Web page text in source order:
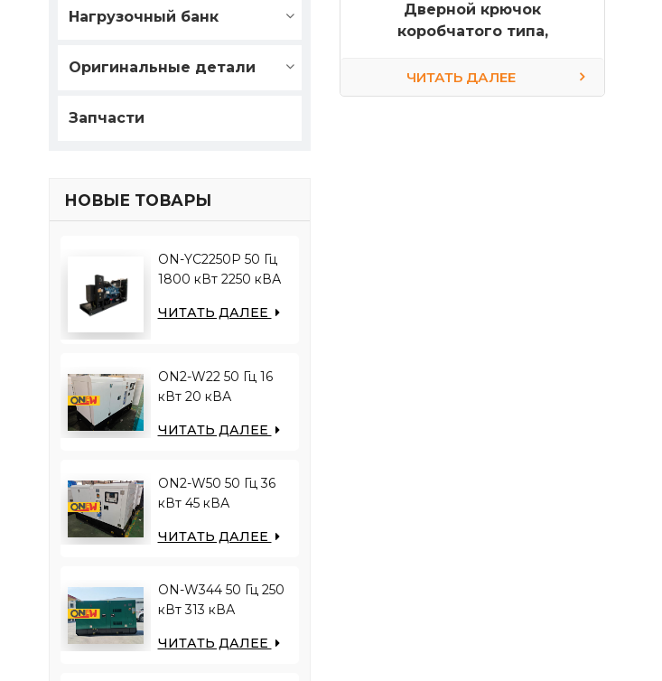
Нагрузочный банк
Оригинальные детали
Запчасти
НОВЫЕ ТОВАРЫ
ON-YC2250P 50 Гц
1800 кВт 2250 кВА
YC12VC3000-D30
ЧИТАТЬ ДАЛЕЕ
ON2-W22 50 Гц 16
кВт 20 кВА
4YT23-20D
генератор
ЧИТАТЬ ДАЛЕЕ
ON2-W50 50 Гц 36
кВт 45 кВА
N4100ZDS-42
генератор
ЧИТАТЬ ДАЛЕЕ
ON-W344 50 Гц 250
кВт 313 кВА
WT13B-308DE
ЧИТАТЬ ДАЛЕЕ
Дверной крючок
коробчатого типа,
нержавеющей стали,
аксессуары для крепления
ЧИТАТЬ ДАЛЕЕ